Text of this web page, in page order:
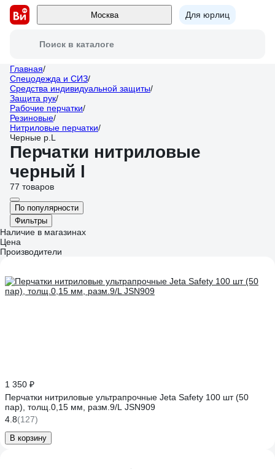
Москва Для юрлиц
Поиск в каталоге
Главная/
Спецодежда и СИЗ/
Средства индивидуальной защиты/
Защита рук/
Рабочие перчатки/
Резиновые/
Нитриловые перчатки/
Черные р.L
Перчатки нитриловые
черный l
77 товаров
По популярности
Фильтры
Наличие в магазинах
Цена
Производители
1 350 ₽
Перчатки нитриловые ультрапрочные Jeta Safety 100 шт (50
пар), толщ.0,15 мм, разм.9/L JSN909
4.8(127)
В корзину